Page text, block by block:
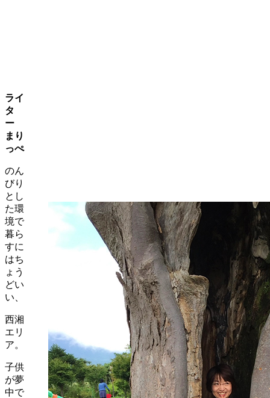
ライ
タ
ー
まり
っぺ
のん
びり
とし
た環
境で
暮ら
すに
はち
ょう
どい
い、
西湘
エリ
ア。
子供
が夢
中で